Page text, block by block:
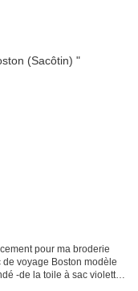
pour ma broderie
voyage Boston modèle
-de la toile à sac violette